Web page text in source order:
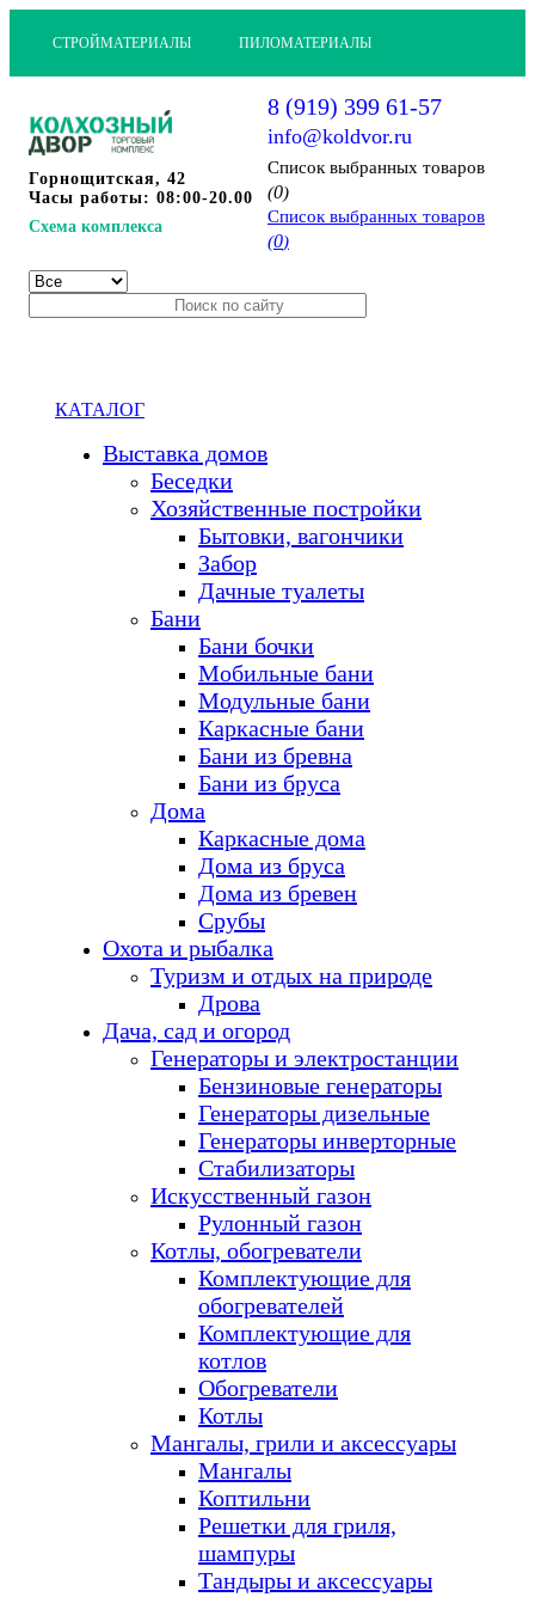
СТРОЙМАТЕРИАЛЫ ПИЛОМАТЕРИАЛЫ
Горнощитская, 42
Часы работы: 08:00-20.00
Схема комплекса
8 (919) 399 61-57
info@koldvor.ru
Cписок выбранных товаров
(0)
Cписок выбранных товаров
(0)
КАТАЛОГ
Выставка домов
Беседки
Хозяйственные постройки
Бытовки, вагончики
Забор
Дачные туалеты
Бани
Бани бочки
Мобильные бани
Модульные бани
Каркасные бани
Бани из бревна
Бани из бруса
Дома
Каркасные дома
Дома из бруса
Дома из бревен
Срубы
Охота и рыбалка
Туризм и отдых на природе
Дрова
Дача, сад и огород
Генераторы и электростанции
Бензиновые генераторы
Генераторы дизельные
Генераторы инверторные
Стабилизаторы
Искусственный газон
Рулонный газон
Котлы, обогреватели
Комплектующие для
обогревателей
Комплектующие для
котлов
Обогреватели
Котлы
Мангалы, грили и аксессуары
Мангалы
Коптильни
Решетки для гриля,
шампуры
Тандыры и аксессуары